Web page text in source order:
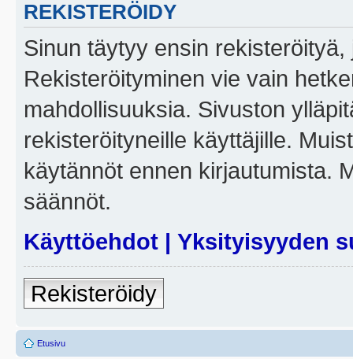
REKISTERÖIDY
Sinun täytyy ensin
Rekisteröityminen vie vain
mahdollisuuksia. Sivuston
rekisteröityneille käyttäjille.
käytännöt ennen kirjautumista.
säännöt.
Käyttöehdot | Yksityisyyden
Rekisteröidy
Etusivu